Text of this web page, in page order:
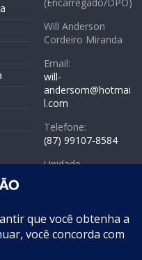
Will Anderson
Cordeiro Miranda
Email:
will-
andersom@hotmai
l.com
Telefone:
(87) 99107-8584
Unidade